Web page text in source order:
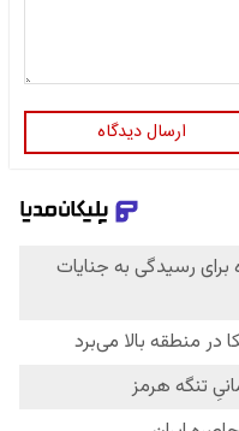
ارسال دیدگاه